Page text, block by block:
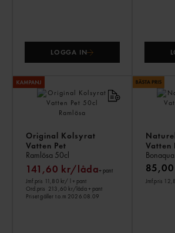
LOGGA IN
Original Kolsyrat
Vatten Pet
Ramlösa 50cl
141,60 kr/låda+ pant
Jmf.pris 11,80 kr/ l + pant
Ord.pris 213,60 kr/låda+ pant
Priset gäller t.o.m 2026.08.09
Vatten
Bonaqua
Jmf.pris